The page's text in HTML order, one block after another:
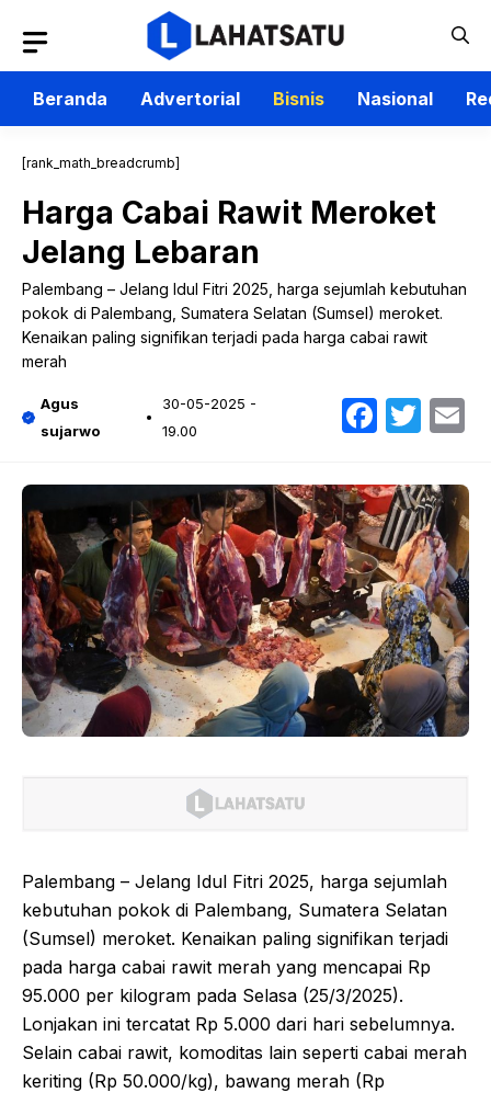
isi
Beranda
Advertorial Bisnis Nasional
[rank_math_breadcrumb]
Harga Cabai Rawit Meroket
Jelang Lebaran
Palembang – Jelang Idul Fitri 2025, harga sejumlah kebutuhan
pokok di Palembang, Sumatera Selatan (Sumsel) meroket.
Kenaikan paling signifikan terjadi pada harga cabai rawit
merah
Agus
sujarwo
30-05-2025 -
19.00
Palembang – Jelang Idul Fitri 2025, harga sejumlah
kebutuhan pokok di Palembang, Sumatera Selatan
(Sumsel) meroket. Kenaikan paling signifikan terjadi
pada harga cabai rawit merah yang mencapai Rp
95.000 per kilogram pada Selasa (25/3/2025).
Lonjakan ini tercatat Rp 5.000 dari hari sebelumnya.
Selain cabai rawit, komoditas lain seperti cabai merah
keriting (Rp 50.000/kg), bawang merah (Rp